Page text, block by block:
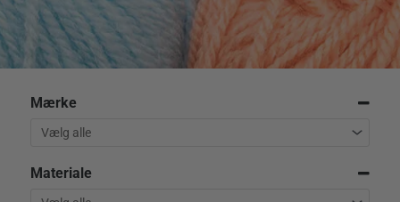
40,00
Mærke
Materiale